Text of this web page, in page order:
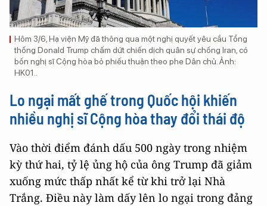
Hôm 3/6, Hạ viện Mỹ đã thông qua một nghị quyết yêu cầu Tổng
thống Donald Trump chấm dứt chiến dịch quân sự chống Iran, có
bốn nghị sĩ Cộng hòa bỏ phiếu thuận theo phe Dân chủ. Ảnh:
HK01..
Lo ngại mất ghế trong Quốc hội khiến
nhiều nghị sĩ Cộng hòa thay đổi thái độ
Vào thời điểm đánh dấu 500 ngày trong nhiệm
kỳ thứ hai, tỷ lệ ủng hộ của ông Trump đã giảm
xuống mức thấp nhất kể từ khi trở lại Nhà
Trắng. Điều này làm dấy lên lo ngại trong đảng